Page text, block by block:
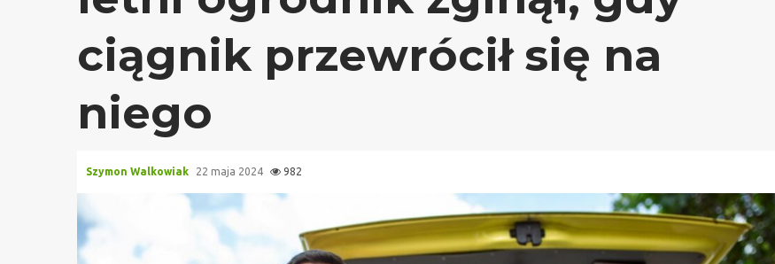
ciągnik przewrócił się na
niego
Szymon Walkowiak 22 maja 2024 982